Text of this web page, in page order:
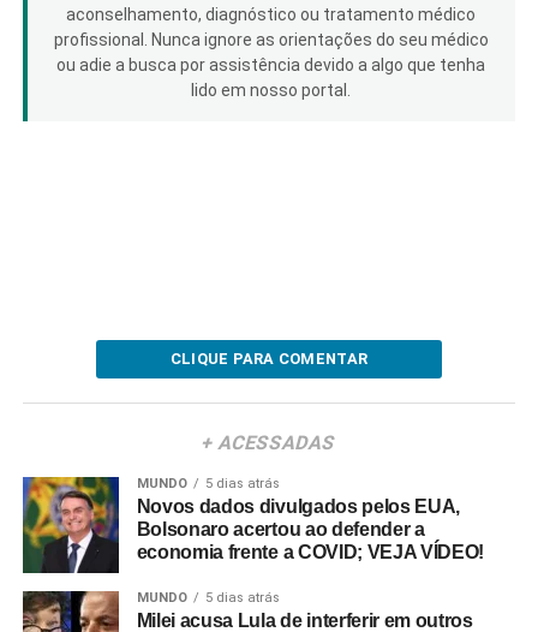
aconselhamento, diagnóstico ou tratamento médico
profissional. Nunca ignore as orientações do seu médico
ou adie a busca por assistência devido a algo que tenha
lido em nosso portal.
CLIQUE PARA COMENTAR
+ ACESSADAS
MUNDO 5 dias atrás
Novos dados divulgados pelos EUA,
Bolsonaro acertou ao defender a
economia frente a COVID; VEJA VÍDEO!
MUNDO 5 dias atrás
Milei acusa Lula de interferir em outros